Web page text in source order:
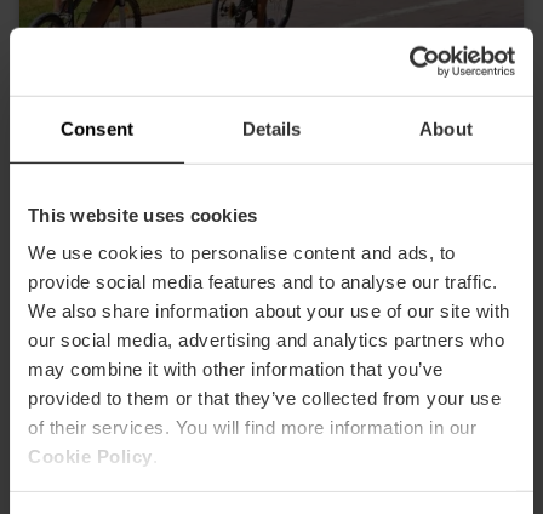
Consent Details About
This website uses cookies
We use cookies to personalise content and ads, to
provide social media features and to analyse our traffic.
We also share information about your use of our site with
our social media, advertising and analytics partners who
may combine it with other information that you’ve
provided to them or that they’ve collected from your use
of their services. You will find more information in our
Cookie Policy
Rutes en bicicleta per a conéixer la ciutat